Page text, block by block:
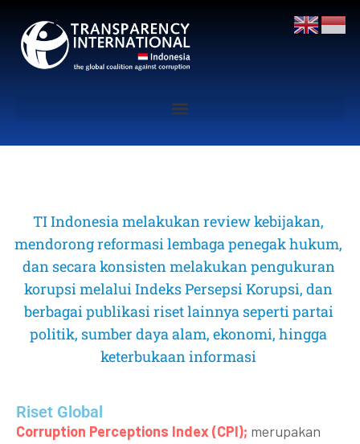
TI Indonesia melakukan review kebijakan,
mendorong reformasi lembaga penegak hukum,
dan secara konsisten melakukan pengukuran
korupsi melalui Indeks Persepsi Korupsi, dan
berbagai publikasi riset lainnya seperti partai
politik, sumber daya alam, ekonomi, hingga
keterbukaan informasi
Riset Global​
Corruption Perceptions Index (CPI); merupakan